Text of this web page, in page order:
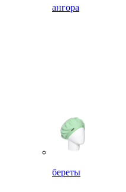
ангора
береты